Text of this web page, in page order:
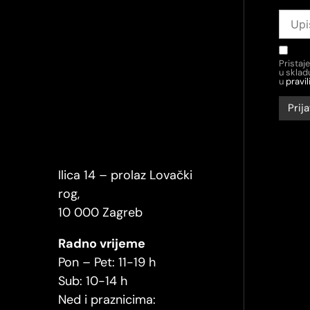
Ilica 14 – prolaz Lovački
rog,
10 000 Zagreb
Radno vrijeme
Pon – Pet: 11-19 h
Sub: 10-14 h
Ned i praznicima:
u
u